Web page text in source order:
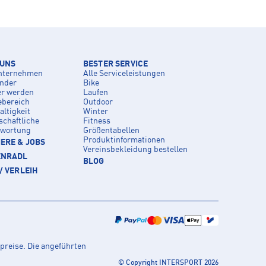
werden
& JOBS
VERLEIH
BESTER SERVICE
Alle Serviceleistungen
Bike
Laufen
Outdoor
Winter
Fitness
Größentabellen
Produktinformationen
Vereinsbekleidung bestellen
BLOG
Die angeführten
© Copyright INTERSPORT 2026